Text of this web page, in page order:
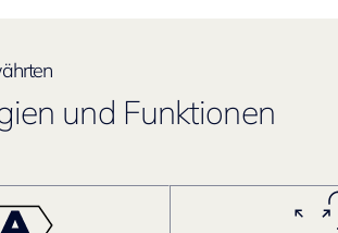
und Funktionen